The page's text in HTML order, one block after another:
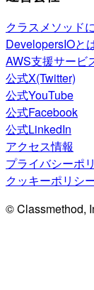
クラスメソッド
DevelopersIOと
AWS支援サービ
公式X(Twitter)
公式YouTube
公式Facebook
公式LinkedIn
アクセス情報
プライバシーポ
クッキーポリシ
© Classmethod,